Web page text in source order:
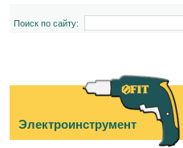
Поиск по сайту:
Электроинструмент